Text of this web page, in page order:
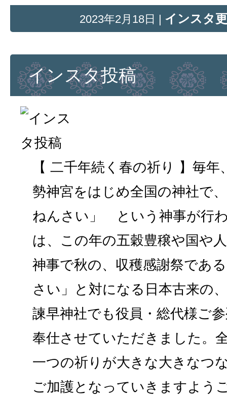
2023年2月18日 | インスタ
インスタ投稿
【 二千年続く春の祈り 】毎
勢神宮をはじめ全国の神社で
ねんさい」 という神事が行
は、この年の五穀豊穣や国や
神事で秋の、収穫感謝祭であ
さい」と対になる日本古来の
諫早神社でも役員・総代様ご
奉仕させていただきました。
一つの祈りが大きな大きなつ
ご加護となっていきますよう